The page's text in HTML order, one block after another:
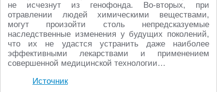
не исчезнут из генофонда. Во-вторых, при
отравлении людей химическими веществами,
могут произойти столь непредсказуемые
наследственные изменения у будущих поколений,
что их не удастся устранить даже наиболее
эффективными лекарствами и применением
совершенной медицинской технологии…
Источник